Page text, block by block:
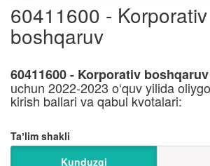
60411600 - Korporativ
boshqaruv
60411600 - Korporativ boshqaruv
uchun 2022-2023 o‘quv yilida
kirish ballari va qabul kvotalari:
Taʼlim shakli
Kunduzgi